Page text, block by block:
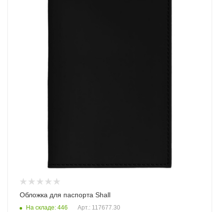
Обложка для паспорта Shall
На складе: 446 Арт.: 117677.30